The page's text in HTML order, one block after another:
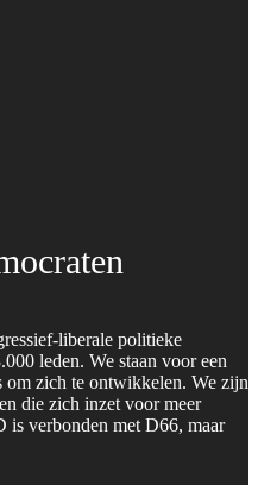
liberale politieke
leden. We staan voor een
om zich te ontwikkelen. We zijn
die zich inzet voor meer
is verbonden met D66, maar